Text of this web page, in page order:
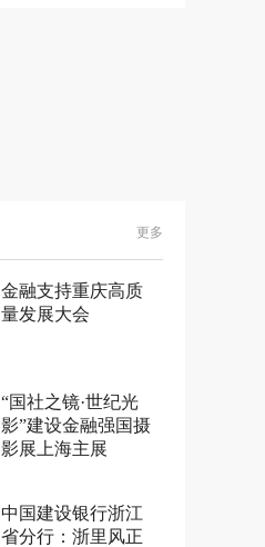
更多
金融支持重庆高质
量发展大会
“国社之镜·世纪光
影”建设金融强国摄
影展上海主展
中国建设银行浙江
省分行：浙里风正